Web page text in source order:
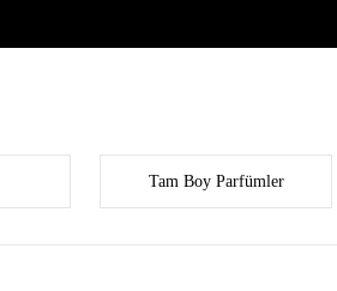
Tam Boy Parfümler